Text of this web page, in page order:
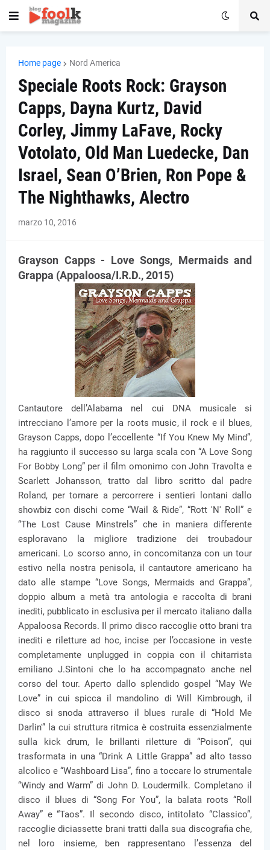
Home page Nord America
Speciale Roots Rock: Grayson
Capps, Dayna Kurtz, David
Corley, Jimmy LaFave, Rocky
Votolato, Old Man Luedecke, Dan
Israel, Sean O’Brien, Ron Pope &
The Nighthawks, Alectro
marzo 10, 2016
Grayson Capps - Love Songs, Mermaids and
Grappa (Appaloosa/I.R.D., 2015)
Cantautore dell’Alabama nel cui DNA musicale si
intrecciano l’amore per la roots music, il rock e il blues,
Grayson Capps, dopo l’eccellente “If You Knew My Mind”,
ha raggiunto il successo su larga scala con “A Love Song
For Bobby Long” per il film omonimo con John Travolta e
Scarlett Johansson, tratto dal libro scritto dal padre
Roland, per tornare a percorrere i sentieri lontani dallo
showbiz con dischi come “Wail & Ride”, “Rott 'N' Roll” e
“The Lost Cause Minstrels” che in maniera differente
esploravano la migliore tradizione dei troubadour
americani. Lo scorso anno, in concomitanza con un tour
estivo nella nostra penisola, il cantautore americano ha
dato alle stampe “Love Songs, Mermaids and Grappa”,
doppio album a metà tra antologia e raccolta di brani
inediti, pubblicato in esclusiva per il mercato italiano dalla
Appaloosa Records. Il primo disco raccoglie otto brani tra
inediti e riletture ad hoc, incise per l’occasione in veste
completamente unplugged in coppia con il chitarrista
emiliano J.Sintoni che lo ha accompagnato anche nel
corso del tour. Aperto dallo splendido gospel “May We
Love” in cui spicca il mandolino di Will Kimbrough, il
disco si snoda attraverso il blues rurale di “Hold Me
Darlin'” la cui struttura ritmica è costruita essenzialmente
sulla kick drum, le brillanti riletture di “Poison”, qui
trasformata in una “Drink A Little Grappa” ad alto tasso
alcolico e “Washboard Lisa”, fino a toccare lo strumentale
“Windy and Warm” di John D. Loudermilk. Completano il
disco il blues di “Song For You”, la balata roots “Roll
Away” e “Taos”. Il secondo disco, intitolato “Classico”,
raccoglie diciassette brani tratti dalla sua discografia che,
nel loro insieme, ben rappresentano l’essenza del